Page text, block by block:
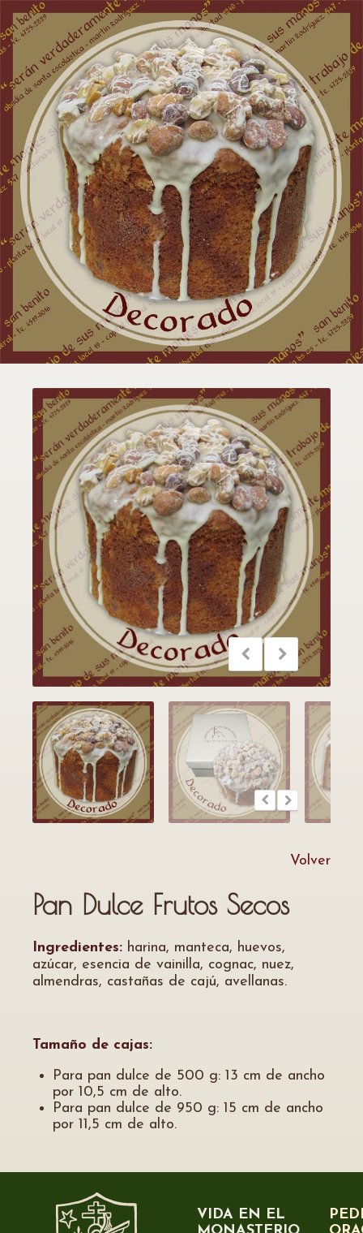
Volver
Pan Dulce Frutos Secos
Ingredientes: harina, manteca, huevos,
azúcar, esencia de vainilla, cognac, nuez,
almendras, castañas de cajú, avellanas.
Tamaño de cajas:
Para pan dulce de 500 g: 13 cm de ancho
por 10,5 cm de alto.
Para pan dulce de 950 g: 15 cm de ancho
por 11,5 cm de alto.
VIDA EN EL